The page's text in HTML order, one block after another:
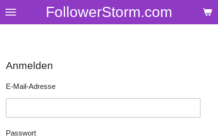
Zum
Hauptinhalt
FollowerStorm.com
Anmelden
E-Mail-Adresse
Passwort